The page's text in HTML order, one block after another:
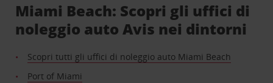
Miami Beach: Scopri gli uffici di
noleggio auto Avis nei dintorni
Scopri tutti gli uffici di noleggio auto Miami Beach
Port of Miami